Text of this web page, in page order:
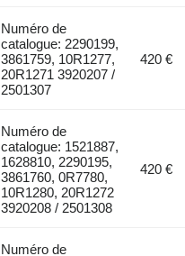
Numéro de
catalogue: 2290199,
3861759, 10R1277,
20R1271 3920207 /
2501307
420 €
Numéro de
catalogue: 1521887,
1628810, 2290195,
3861760, 0R7780,
10R1280, 20R1272
3920208 / 2501308
420 €
Numéro de